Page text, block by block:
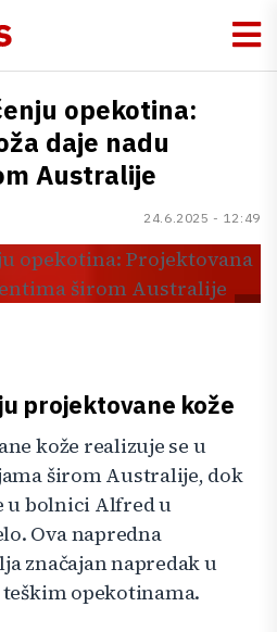
opekotina:
daje nadu
Australije
24.6.2025 - 12:49
projektovane kože
kože realizuje se u
širom Australije, dok
u bolnici Alfred u
Ova napredna
značajan napredak u
opekotinama.